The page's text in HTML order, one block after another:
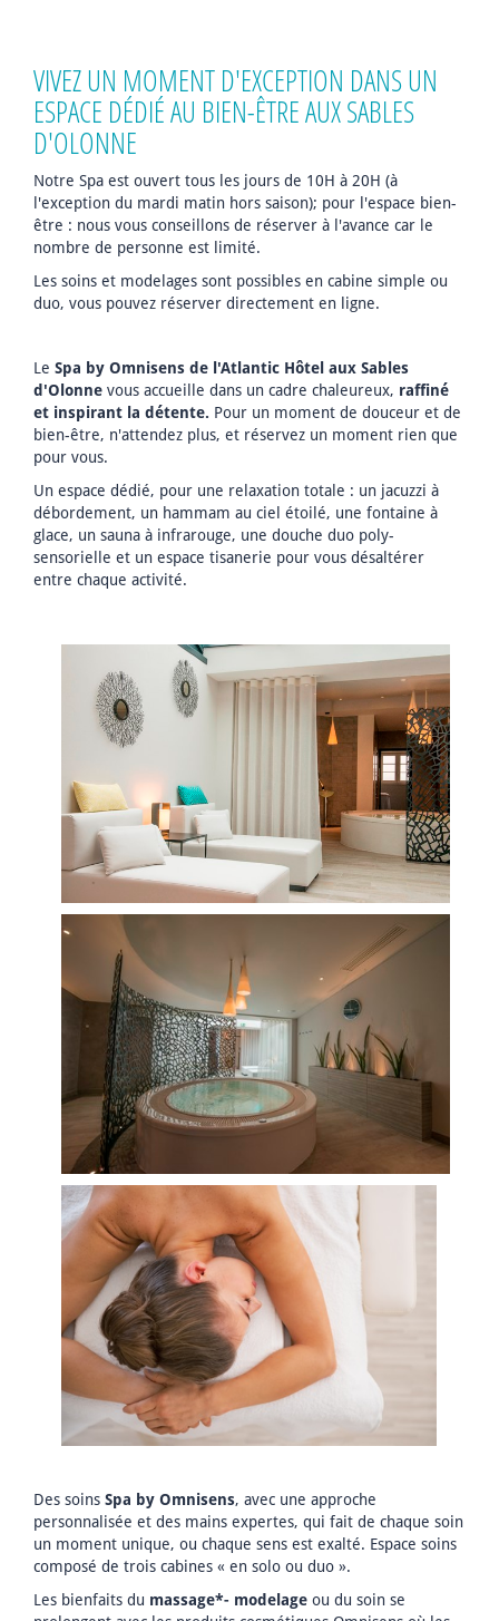
VIVEZ UN MOMENT D'EXCEPTION DANS UN
ESPACE DÉDIÉ AU BIEN-ÊTRE AUX SABLES
D'OLONNE
Notre Spa est ouvert tous les jours de 10H à 20H (à
l'exception du mardi matin hors saison); pour l'espace bien-
être : nous vous conseillons de réserver à l'avance car le
nombre de personne est limité.
Les soins et modelages sont possibles en cabine simple ou
duo, vous pouvez réserver directement en ligne.
Le Spa by Omnisens de l'Atlantic Hôtel aux Sables
d'Olonne vous accueille dans un cadre chaleureux, raffiné
et inspirant la détente. Pour un moment de douceur et de
bien-être, n'attendez plus, et réservez un moment rien que
pour vous.
Un espace dédié, pour une relaxation totale : un jacuzzi à
débordement, un hammam au ciel étoilé, une fontaine à
glace, un sauna à infrarouge, une douche duo poly-
sensorielle et un espace tisanerie pour vous désaltérer
entre chaque activité.
Des soins Spa by Omnisens, avec une approche
personnalisée et des mains expertes, qui fait de chaque soin
un moment unique, ou chaque sens est exalté. Espace soins
composé de trois cabines « en solo ou duo ».
Les bienfaits du massage*- modelage ou du soin se